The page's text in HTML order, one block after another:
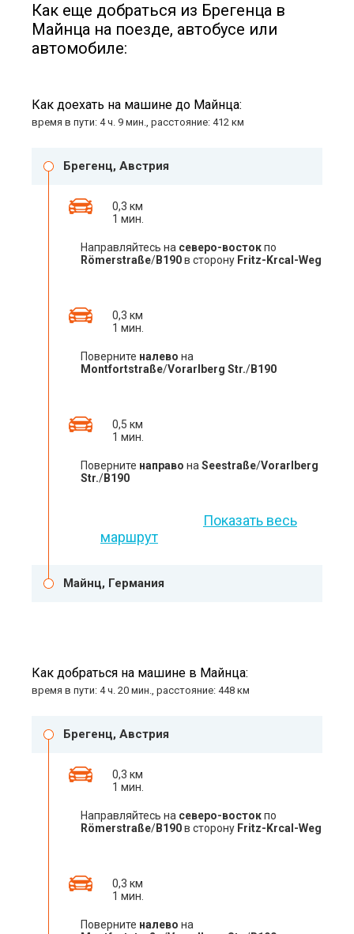
Как еще добраться из Брегенца в
Майнца на поезде, автобусе или
автомобиле:
Как доехать на машине до Майнца:
время в пути: 4 ч. 9 мин., расстояние: 412 км
Брегенц, Австрия
0,3 км
1 мин.
Направляйтесь на северо-востокпо
Römerstraße/B190в сторону Fritz-Krcal-Weg
0,3 км
1 мин.
Поверните налево на
Montfortstraße/Vorarlberg Str./B190
0,5 км
1 мин.
Поверните направо на Seestraße/Vorarlberg
Str./B190
Показать весь
маршрут
Майнц, Германия
Как добраться на машине в Майнца:
время в пути: 4 ч. 20 мин., расстояние: 448 км
Брегенц, Австрия
0,3 км
1 мин.
Направляйтесь на северо-востокпо
Römerstraße/B190в сторону Fritz-Krcal-Weg
0,3 км
1 мин.
Поверните налево на